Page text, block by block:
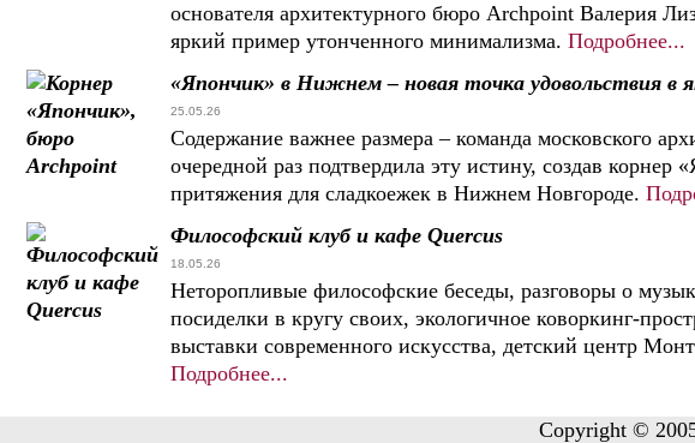
основателя архитектурного бюро Archpoint Валерия
яркий пример утонченного минимализма. Подробнее...
«Япончик» в Нижнем – новая точка удовольствия в
25.05.26
Содержание важнее размера – команда московского
очередной раз подтвердила эту истину, создав корнер
притяжения для сладкоежек в Нижнем Новгороде.
Философский клуб и кафе Quercus
18.05.26
Неторопливые философские беседы, разговоры о
посиделки в кругу своих, экологичное коворкинг-
выставки современного искусства, детский центр
Подробнее...
Copyright ©